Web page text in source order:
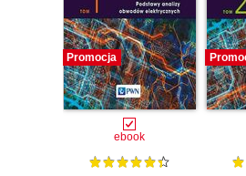
Promocja
ebook